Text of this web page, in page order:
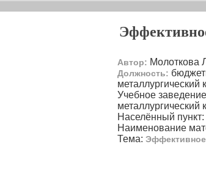
Автор: Молоткова
Должность:
Учебное
Населённый
Наименование
Тема: Эффективное